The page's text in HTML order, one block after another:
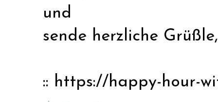
und
sende herzliche
:: https://happy-hour-